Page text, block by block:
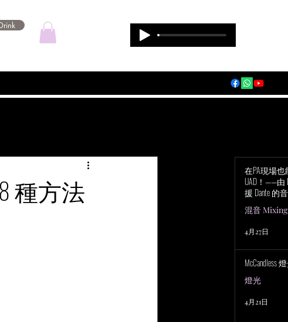
種方法
在PA現場
UAD！——由
援 Dante 的
Audio Apollo
混音 Mixing
4月27日
McCandless
燈光
4月21日